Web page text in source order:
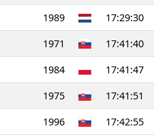
1989
17:29:30
1971
17:41:40
1984
17:41:47
1975
17:41:51
1996
17:42:55